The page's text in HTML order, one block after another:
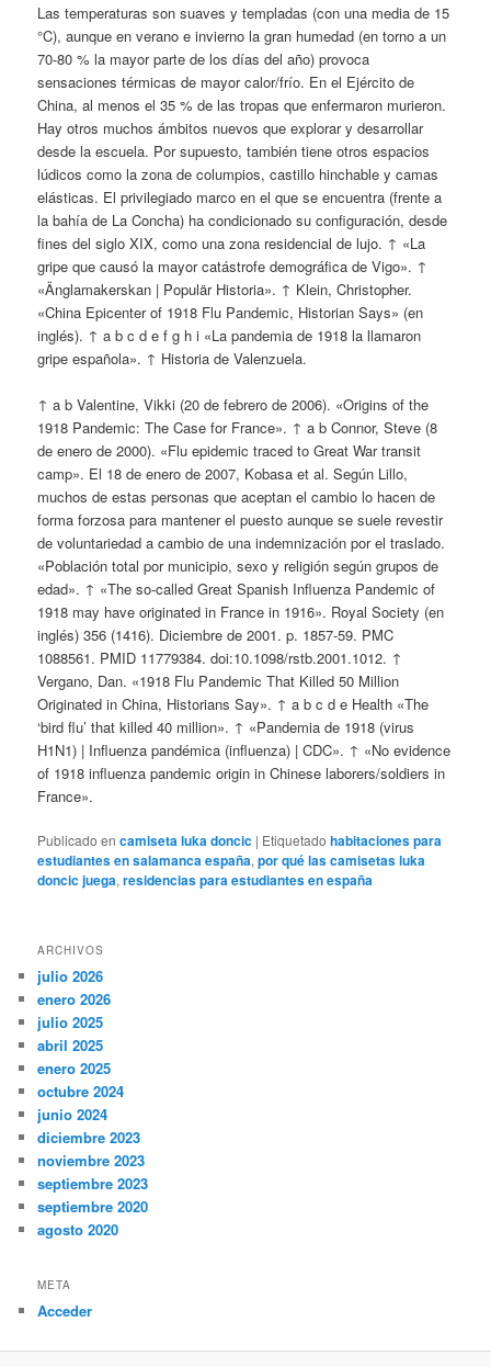
Las temperaturas son suaves y templadas (con una media de 15
°C), aunque en verano e invierno la gran humedad (en torno a un
70-80 % la mayor parte de los días del año) provoca
sensaciones térmicas de mayor calor/frío. En el Ejército de
China, al menos el 35 % de las tropas que enfermaron murieron.
Hay otros muchos ámbitos nuevos que explorar y desarrollar
desde la escuela. Por supuesto, también tiene otros espacios
lúdicos como la zona de columpios, castillo hinchable y camas
elásticas. El privilegiado marco en el que se encuentra (frente a
la bahía de La Concha) ha condicionado su configuración, desde
fines del siglo XIX, como una zona residencial de lujo. ↑ «La
gripe que causó la mayor catástrofe demográfica de Vigo». ↑
«Änglamakerskan | Populär Historia». ↑ Klein, Christopher.
«China Epicenter of 1918 Flu Pandemic, Historian Says» (en
inglés). ↑ a b c d e f g h i «La pandemia de 1918 la llamaron
gripe española». ↑ Historia de Valenzuela.
↑ a b Valentine, Vikki (20 de febrero de 2006). «Origins of the
1918 Pandemic: The Case for France». ↑ a b Connor, Steve (8
de enero de 2000). «Flu epidemic traced to Great War transit
camp». El 18 de enero de 2007, Kobasa et al. Según Lillo,
muchos de estas personas que aceptan el cambio lo hacen de
forma forzosa para mantener el puesto aunque se suele revestir
de voluntariedad a cambio de una indemnización por el traslado.
«Población total por municipio, sexo y religión según grupos de
edad». ↑ «The so-called Great Spanish Influenza Pandemic of
1918 may have originated in France in 1916». Royal Society (en
inglés) 356 (1416). Diciembre de 2001. p. 1857-59. PMC
1088561. PMID 11779384. doi:10.1098/rstb.2001.1012. ↑
Vergano, Dan. «1918 Flu Pandemic That Killed 50 Million
Originated in China, Historians Say». ↑ a b c d e Health «The
‘bird flu’ that killed 40 million». ↑ «Pandemia de 1918 (virus
H1N1) | Influenza pandémica (influenza) | CDC». ↑ «No evidence
of 1918 influenza pandemic origin in Chinese laborers/soldiers in
France».
Publicado en camiseta luka doncic | Etiquetado habitaciones para
estudiantes en salamanca españa,por qué las camisetas luka
doncic juega,residencias para estudiantes en españa
ARCHIVOS
julio 2026
enero 2026
julio 2025
abril 2025
enero 2025
octubre 2024
junio 2024
diciembre 2023
noviembre 2023
septiembre 2023
septiembre 2020
agosto 2020
META
Acceder